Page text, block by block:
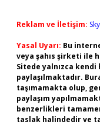
Reklam ve İletişim:
Yasal Uyarı: Bu
veya şahıs şirketi ile
Sitede yalnızca kendi
paylaşılmaktadır.
taşımamakta olup,
paylaşım
benzerlikleri
taslak halindedir ve